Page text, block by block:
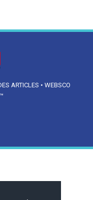
ARTICLES • WEBSCO